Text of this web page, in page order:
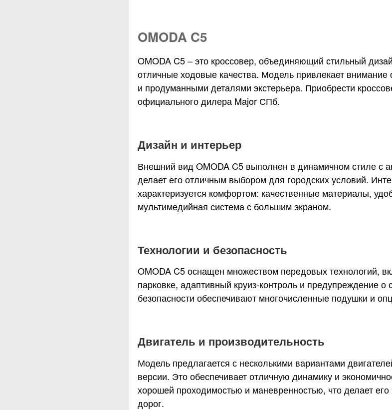
OMODA C5
OMODA C5 – это кроссовер, объединяющий стильный
отличные ходовые качества. Модель привлекает
и продуманными деталями экстерьера. Приобрести
официального дилера Major СПб.
Дизайн и интерьер
Внешний вид OMODA C5 выполнен в динамичном стиле с
делает его отличным выбором для городских условий.
характеризуется комфортом: качественные материалы,
мультимедийная система с большим экраном.
Технологии и безопасность
OMODA C5 оснащен множеством передовых технологий,
парковке, адаптивный круиз-контроль и предупреждение о
безопасности обеспечивают многочисленные подушки и
Двигатель и производительность
Модель предлагается с несколькими вариантами
версии. Это обеспечивает отличную динамику и
хорошей проходимостью и маневренностью, что делает
дорог.